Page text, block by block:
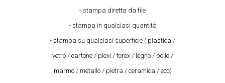
- stampa diretta da file
- stampa in qualsiasi quantità
- stampa su qualsiasi superficie ( plastica /
vetro / cartone / plexi / forex / legno / pelle /
marmo / metallo / pietra / ceramica / ecc)